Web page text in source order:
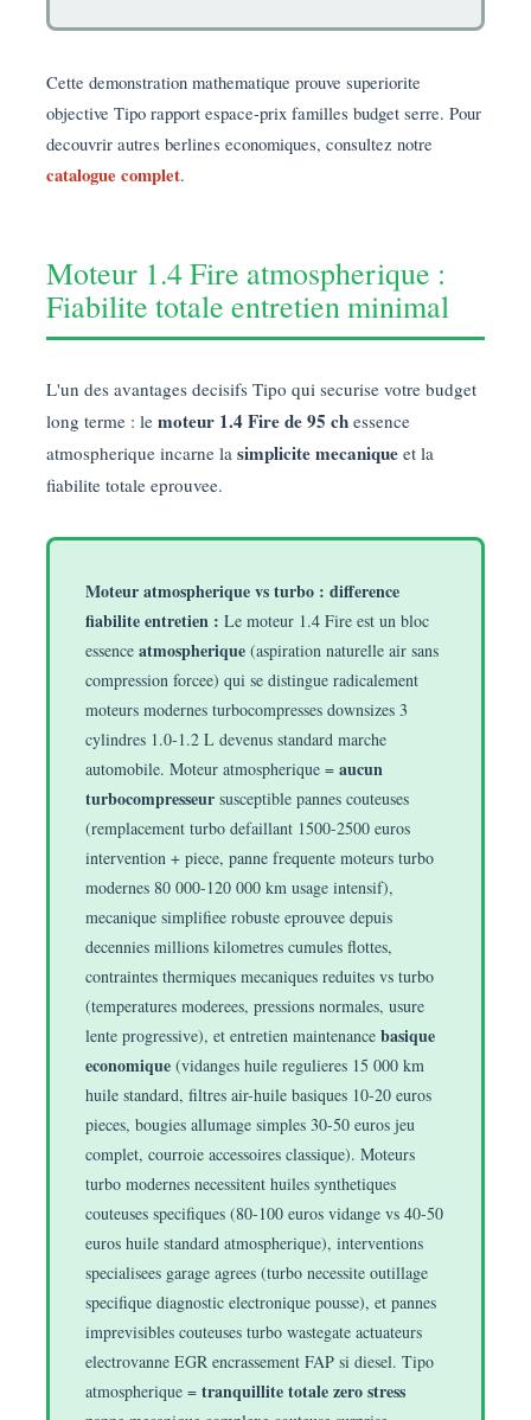
Cette demonstration mathematique prouve superiorite
objective Tipo rapport espace-prix familles budget serre. Pour
decouvrir autres berlines economiques, consultez notre
catalogue complet.
Moteur 1.4 Fire atmospherique :
Fiabilite totale entretien minimal
L'un des avantages decisifs Tipo qui securise votre budget
long terme : le moteur 1.4 Fire de 95 ch essence
atmospherique incarne la simplicite mecanique et la
fiabilite totale eprouvee.
Moteur atmospherique vs turbo : difference
fiabilite entretien : Le moteur 1.4 Fire est un bloc
essence atmospherique (aspiration naturelle air sans
compression forcee) qui se distingue radicalement
moteurs modernes turbocompresses downsizes 3
cylindres 1.0-1.2 L devenus standard marche
automobile. Moteur atmospherique = aucun
turbocompresseur susceptible pannes couteuses
(remplacement turbo defaillant 1500-2500 euros
intervention + piece, panne frequente moteurs turbo
modernes 80 000-120 000 km usage intensif),
mecanique simplifiee robuste eprouvee depuis
decennies millions kilometres cumules flottes,
contraintes thermiques mecaniques reduites vs turbo
(temperatures moderees, pressions normales, usure
lente progressive), et entretien maintenance basique
economique (vidanges huile regulieres 15 000 km
huile standard, filtres air-huile basiques 10-20 euros
pieces, bougies allumage simples 30-50 euros jeu
complet, courroie accessoires classique). Moteurs
turbo modernes necessitent huiles synthetiques
couteuses specifiques (80-100 euros vidange vs 40-50
euros huile standard atmospherique), interventions
specialisees garage agrees (turbo necessite outillage
specifique diagnostic electronique pousse), et pannes
imprevisibles couteuses turbo wastegate actuateurs
electrovanne EGR encrassement FAP si diesel. Tipo
atmospherique = tranquillite totale zero stress